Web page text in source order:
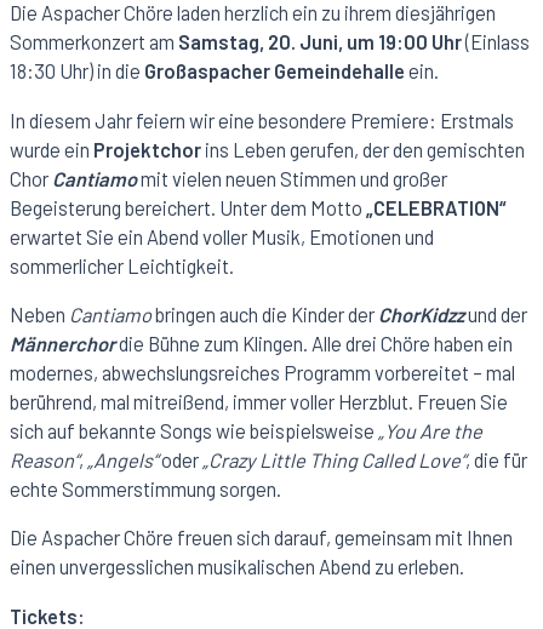
Die Aspacher Chöre laden herzlich ein zu ihrem diesjährigen
Sommerkonzert am Samstag, 20. Juni, um 19:00 Uhr(Einlass
18:30 Uhr) in die Großaspacher Gemeindehalle ein.
In diesem Jahr feiern wir eine besondere Premiere: Erstmals
wurde ein Projektchor ins Leben gerufen, der den gemischten
Chor Cantiamomit vielen neuen Stimmen und großer
Begeisterung bereichert. Unter dem Motto „CELEBRATION“
erwartet Sie ein Abend voller Musik, Emotionen und
sommerlicher Leichtigkeit.
Neben Cantiamobringen auch die Kinder der ChorKidzzund der
Männerchordie Bühne zum Klingen. Alle drei Chöre haben ein
modernes, abwechslungsreiches Programm vorbereitet – mal
berührend, mal mitreißend, immer voller Herzblut. Freuen Sie
sich auf bekannte Songs wie beispielsweise „You Are the
Reason“, „Angels“oder „Crazy Little Thing Called Love“, die für
echte Sommerstimmung sorgen.
Die Aspacher Chöre freuen sich darauf, gemeinsam mit Ihnen
einen unvergesslichen musikalischen Abend zu erleben.
Tickets: